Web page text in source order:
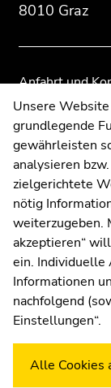
8010 Graz
Anfahrt und
Moodle
Impressum
Cookie-
Wetterstation
Unsere
grundlegende
gewährleisten
analysieren
zielgerichtete
nötig
weiterzugeben.
akzeptieren“
ein.
Informationen
nachfolgend
Einstellungen“.
Alle Cookies